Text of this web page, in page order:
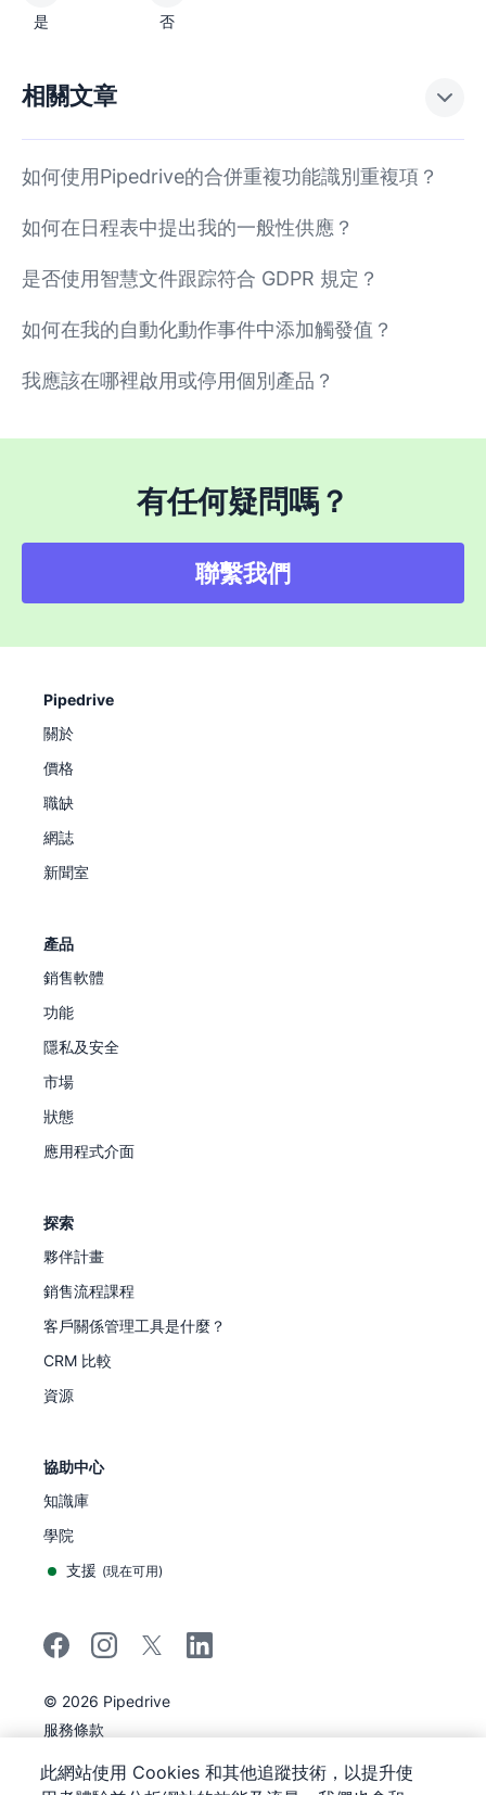
是 否
相關文章
如何使用Pipedrive的合併重複功能識別重複項？
如何在日程表中提出我的一般性供應？
是否使用智慧文件跟踪符合 GDPR 規定？
如何在我的自動化動作事件中添加觸發值？
我應該在哪裡啟用或停用個別產品？
有任何疑問嗎？
聯繫我們
Pipedrive
關於
價格
職缺
網誌
新聞室
產品
銷售軟體
功能
隱私及安全
市場
狀態
應用程式介面
探索
夥伴計畫
銷售流程課程
客戶關係管理工具是什麼？
CRM 比較
資源
協助中心
知識庫
學院
支援 (現在可用)
© 2026 Pipedrive
Pipedrive
服務條款
網站地圖
此網站使用 Cookies 和其他追蹤技術，以提升使